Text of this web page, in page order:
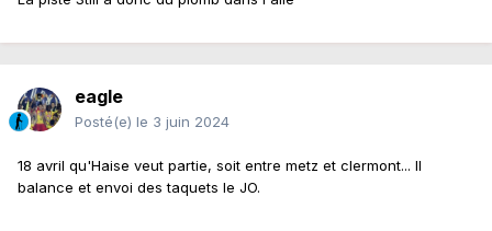
eagle
Posté(e) le 3 juin 2024
18 avril qu'Haise veut partie, soit entre metz et clermont... Il
balance et envoi des taquets le JO.